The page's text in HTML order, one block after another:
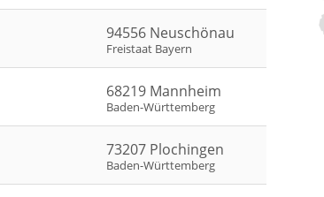
94556 Neuschönau
Freistaat Bayern
68219 Mannheim
Baden-Württemberg
73207 Plochingen
Baden-Württemberg